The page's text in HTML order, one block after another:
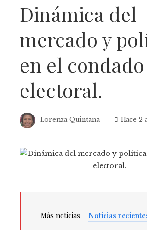
Dinámica del
mercado y
en el condado
electoral.
Lorenza Quintana Hace 2
Más noticias – Noticias